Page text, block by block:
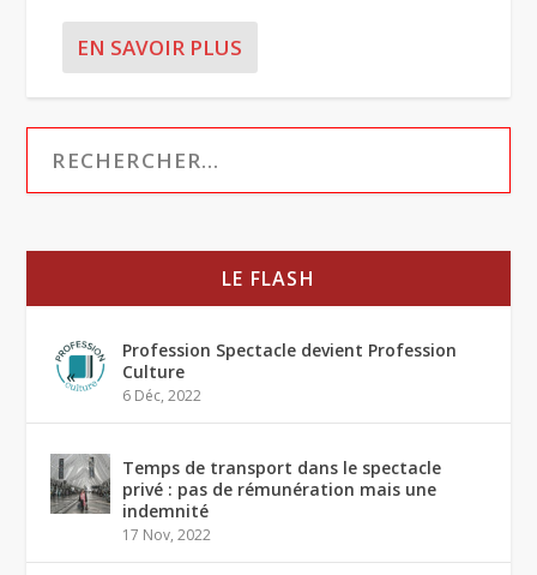
EN SAVOIR PLUS
LE FLASH
Profession Spectacle devient Profession
Culture
6 Déc, 2022
Temps de transport dans le spectacle
privé : pas de rémunération mais une
indemnité
17 Nov, 2022